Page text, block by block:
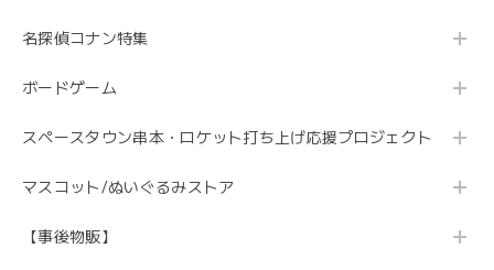
名探偵コナン特集
ボードゲーム
スペースタウン串本・ロケット打ち上げ応援プロジェクト
マスコット/ぬいぐるみストア
【事後物販】